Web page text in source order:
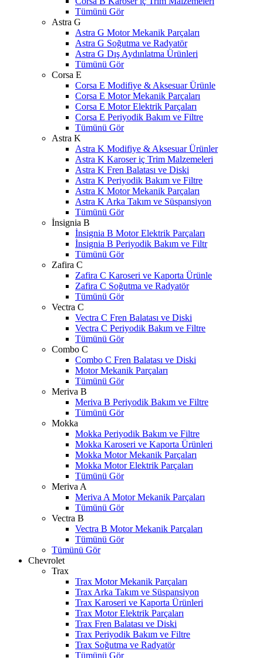
Tümünü Gör
Astra G
Astra G Motor Mekanik Parçaları
Astra G Soğutma ve Radyatör
Astra G Dış Aydınlatma Ürünleri
Tümünü Gör
Corsa E
Corsa E Modifiye & Aksesuar Ürünle
Corsa E Motor Mekanik Parçaları
Corsa E Motor Elektrik Parçaları
Corsa E Periyodik Bakım ve Filtre
Tümünü Gör
Astra K
Astra K Modifiye & Aksesuar Ürünler
Astra K Karoser iç Trim Malzemeleri
Astra K Fren Balatası ve Diski
Astra K Periyodik Bakım ve Filtre
Astra K Motor Mekanik Parçaları
Astra K Arka Takım ve Süspansiyon
Tümünü Gör
İnsignia B
İnsignia B Motor Elektrik Parçaları
İnsignia B Periyodik Bakım ve Filtr
Tümünü Gör
Zafira C
Zafira C Karoseri ve Kaporta Ürünle
Zafira C Soğutma ve Radyatör
Tümünü Gör
Vectra C
Vectra C Fren Balatası ve Diski
Vectra C Periyodik Bakım ve Filtre
Tümünü Gör
Combo C
Combo C Fren Balatası ve Diski
Motor Mekanik Parçaları
Tümünü Gör
Meriva B
Meriva B Periyodik Bakım ve Filtre
Tümünü Gör
Mokka
Mokka Periyodik Bakım ve Filtre
Mokka Karoseri ve Kaporta Ürünleri
Mokka Motor Mekanik Parçaları
Mokka Motor Elektrik Parçaları
Tümünü Gör
Meriva A
Meriva A Motor Mekanik Parçaları
Tümünü Gör
Vectra B
Vectra B Motor Mekanik Parçaları
Tümünü Gör
Tümünü Gör
Chevrolet
Trax
Trax Motor Mekanik Parçaları
Trax Arka Takım ve Süspansiyon
Trax Karoseri ve Kaporta Ürünleri
Trax Motor Elektrik Parçaları
Trax Fren Balatası ve Diski
Trax Periyodik Bakım ve Filtre
Trax Soğutma ve Radyatör
Tümünü Gör